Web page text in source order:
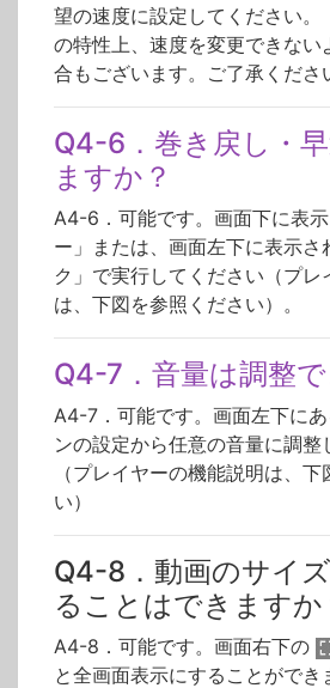
望の速度に設定してください。
の特性上、速度を変更できない
合もございます。ご了承くださ
Q4-6．巻き戻し・
ますか？
A4-6．可能です。画面下に表
ー」または、画面左下に表示さ
ク」で実行してください（プレ
は、下図を参照ください）。
Q4-7．音量は調整
A4-7．可能です。画面左下にあ
ンの設定から任意の音量に調整
（プレイヤーの機能説明は、
い）
Q4-8．動画のサイ
ることはできますか
A4-8．可能です。画面右下の
と全画面表示にすることができ